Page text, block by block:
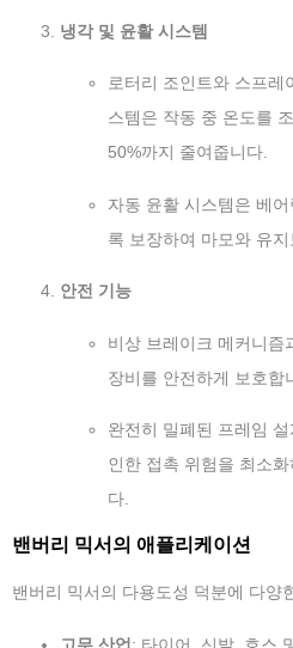
냉각 및 윤활 시스템
로터리 조인트와 스프레
스템은 작동 중 온도를
50%까지 줄여줍니다.
자동 윤활 시스템은 베
록 보장하여 마모와 유
안전 기능
비상 브레이크 메커니즘
장비를 안전하게 보호합
완전히 밀폐된 프레임
인한 접촉 위험을 최소
다.
밴버리 믹서의 애플리케이션
밴버리 믹서의 다용도성 덕분에 다양